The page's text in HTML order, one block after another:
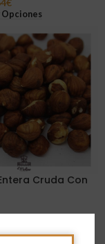
€
Opciones
Cruda Con
€